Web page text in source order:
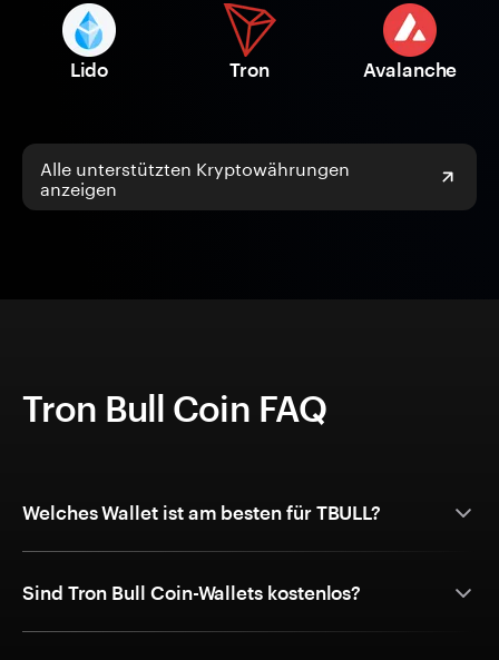
Lido Tron Avalanche
Alle unterstützten Kryptowährungen
anzeigen
Tron Bull Coin FAQ
Welches Wallet ist am besten für TBULL?
Sind Tron Bull Coin-Wallets kostenlos?